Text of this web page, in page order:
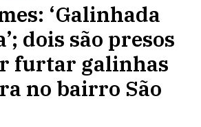
‘Galinhada
dois são presos
furtar galinhas
no bairro São